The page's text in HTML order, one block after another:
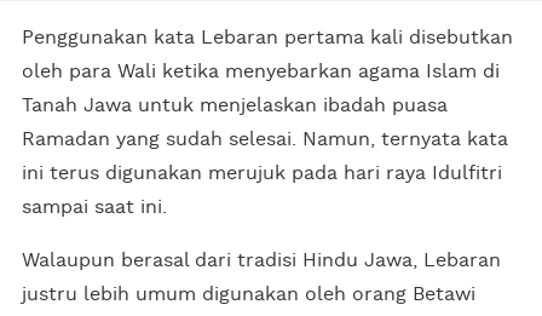
Penggunakan kata Lebaran pertama kali disebutkan
oleh para Wali ketika menyebarkan agama Islam di
Tanah Jawa untuk menjelaskan ibadah puasa
Ramadan yang sudah selesai. Namun, ternyata kata
ini terus digunakan merujuk pada hari raya Idulfitri
sampai saat ini.
Walaupun berasal dari tradisi Hindu Jawa, Lebaran
justru lebih umum digunakan oleh orang Betawi